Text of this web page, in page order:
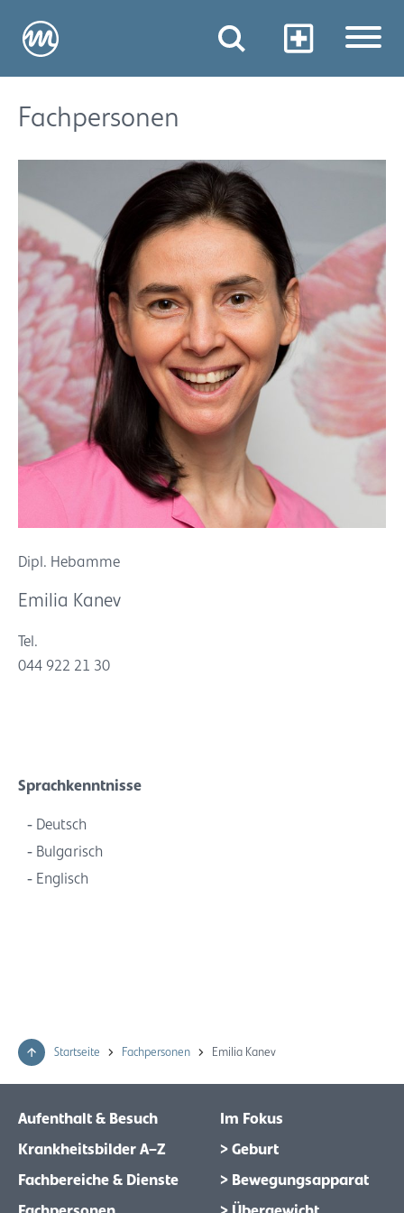
Fachpersonen
Dipl. Hebamme
Emilia Kanev
Tel.
044 922 21 30
Sprachkenntnisse
Deutsch
Bulgarisch
Englisch
Startseite Fachpersonen Emilia Kanev
Aufenthalt & Besuch
Krankheitsbilder A–Z
Fachbereiche & Dienste
Im Fokus
> Geburt
> Bewegungsapparat